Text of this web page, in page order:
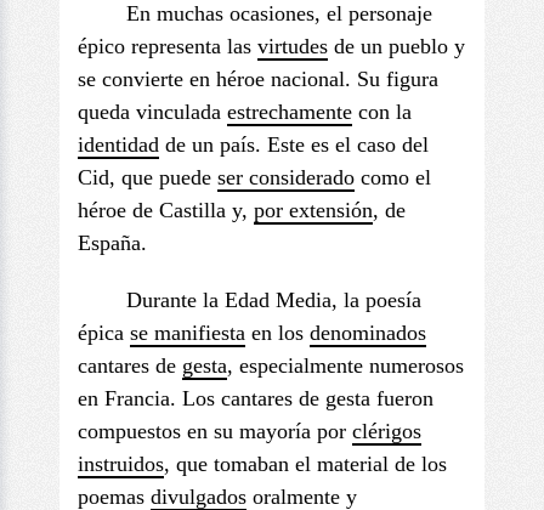
En muchas ocasiones, el personaje
épico representa las virtudes de un pueblo y
se convierte en héroe nacional. Su figura
queda vinculada estrechamente con la
identidad de un país. Este es el caso del
Cid, que puede ser considerado como el
héroe de Castilla y, por extensión, de
España.
Durante la Edad Media, la poesía
épica se manifiesta en los denominados
cantares de gesta, especialmente numerosos
en Francia. Los cantares de gesta fueron
compuestos en su mayoría por clérigos
instruidos, que tomaban el material de los
poemas divulgados oralmente y